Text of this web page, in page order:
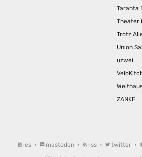
Taranta
Theater
Trotz
Union
uzwei
ZANKE
ics • mastodon • rss • twitter •